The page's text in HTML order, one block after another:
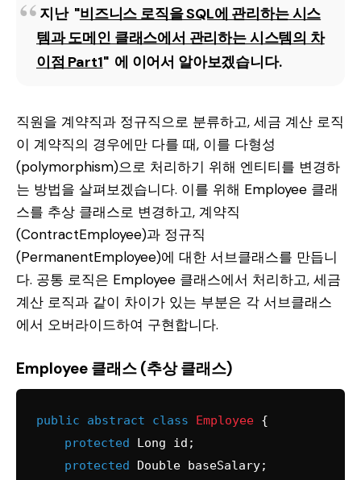
지난 "비즈니스 로직을 SQL에 관리하는 시스
템과 도메인 클래스에서 관리하는 시스템의 차
이점 Part1" 에 이어서 알아보겠습니다.
직원을 계약직과 정규직으로 분류하고, 세금 계산 로직
이 계약직의 경우에만 다를 때, 이를 다형성
(polymorphism)으로 처리하기 위해 엔티티를 변경하
는 방법을 살펴보겠습니다. 이를 위해 Employee 클래
스를 추상 클래스로 변경하고, 계약직
(ContractEmployee)과 정규직
(PermanentEmployee)에 대한 서브클래스를 만듭니
다. 공통 로직은 Employee 클래스에서 처리하고, 세금
계산 로직과 같이 차이가 있는 부분은 각 서브클래스
에서 오버라이드하여 구현합니다.
Employee 클래스 (추상 클래스)
public abstract class Employee {
protected Long id;
protected Double baseSalary;